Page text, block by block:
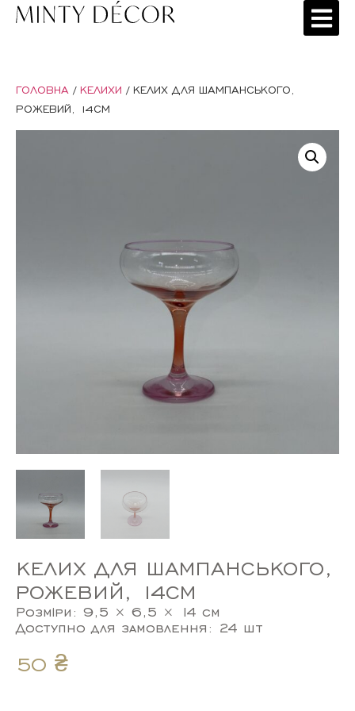
ГОЛОВНА / КЕЛИХИ / КЕЛИХ ДЛЯ ШАМПАНСЬКОГО,
РОЖЕВИЙ, 14СМ
КЕЛИХ ДЛЯ ШАМПАНСЬКОГО,
РОЖЕВИЙ, 14СМ
Розміри: 9,5 × 6,5 × 14 см
Доступно для замовлення: 24 шт
50 ₴